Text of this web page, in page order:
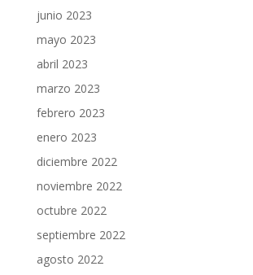
junio 2023
mayo 2023
abril 2023
marzo 2023
febrero 2023
enero 2023
diciembre 2022
noviembre 2022
octubre 2022
septiembre 2022
agosto 2022